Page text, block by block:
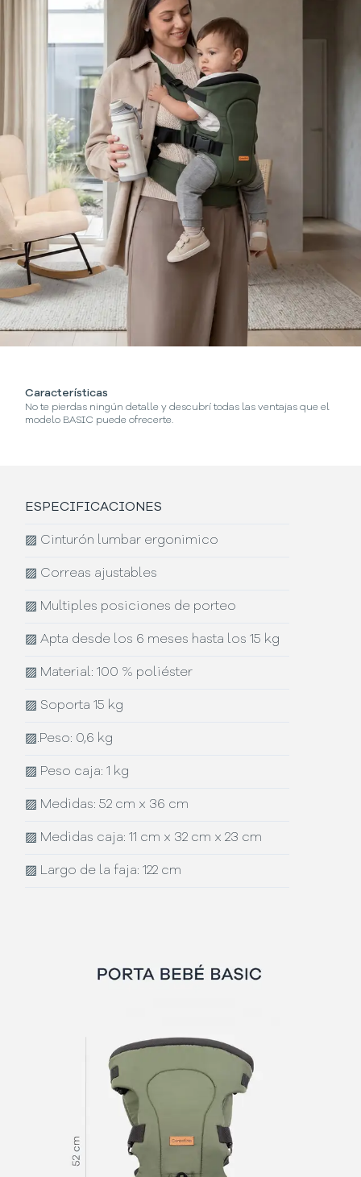
Características
No te pierdas ningún detalle y descubrí todas las ventajas que el
modelo BASIC puede ofrecerte.
ESPECIFICACIONES
▨ Cinturón lumbar ergonimico
▨ Correas ajustables
▨ Multiples posiciones de porteo
▨ Apta desde los 6 meses hasta los 15 kg
▨ Material: 100 % poliéster
▨ Soporta 15 kg
▨.Peso: 0,6 kg
▨ Peso caja: 1 kg
▨ Medidas: 52 cm x 36 cm
▨ Medidas caja: 11 cm x 32 cm x 23 cm
▨ Largo de la faja: 122 cm